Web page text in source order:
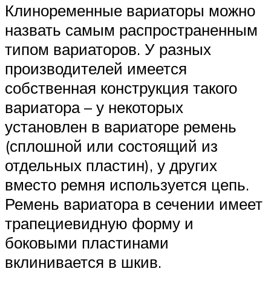
Клиноременные вариаторы можно
назвать самым распространенным
типом вариаторов. У разных
производителей имеется
собственная конструкция такого
вариатора – у некоторых
установлен в вариаторе ремень
(сплошной или состоящий из
отдельных пластин), у других
вместо ремня используется цепь.
Ремень вариатора в сечении имеет
трапециевидную форму и
боковыми пластинами
вклинивается в шкив.